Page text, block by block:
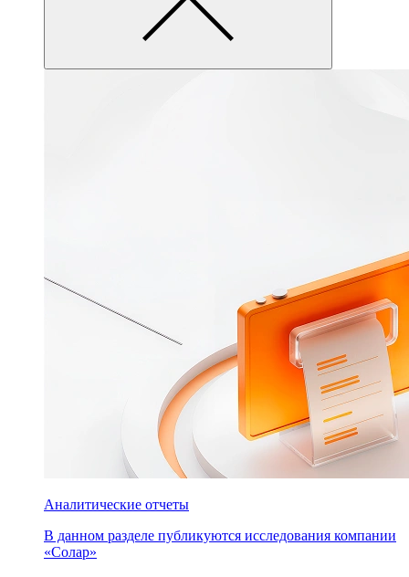
Аналитические отчеты
В данном разделе публикуются исследования компании
«Солар»